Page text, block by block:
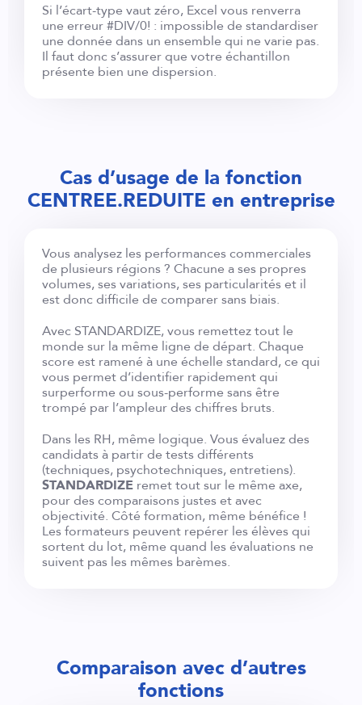
Si l’écart-type vaut zéro, Excel vous renverra
une erreur #DIV/0! : impossible de standardiser
une donnée dans un ensemble qui ne varie pas.
Il faut donc s’assurer que votre échantillon
présente bien une dispersion.
Cas d’usage de la fonction
CENTREE.REDUITE en entreprise
Vous analysez les performances commerciales
de plusieurs régions ? Chacune a ses propres
volumes, ses variations, ses particularités et il
est donc difficile de comparer sans biais.
Avec STANDARDIZE, vous remettez tout le
monde sur la même ligne de départ. Chaque
score est ramené à une échelle standard, ce qui
vous permet d’identifier rapidement qui
surperforme ou sous-performe sans être
trompé par l’ampleur des chiffres bruts.
Dans les RH, même logique. Vous évaluez des
candidats à partir de tests différents
(techniques, psychotechniques, entretiens).
STANDARDIZE remet tout sur le même axe,
pour des comparaisons justes et avec
objectivité. Côté formation, même bénéfice !
Les formateurs peuvent repérer les élèves qui
sortent du lot, même quand les évaluations ne
suivent pas les mêmes barèmes.
Comparaison avec d’autres
fonctions